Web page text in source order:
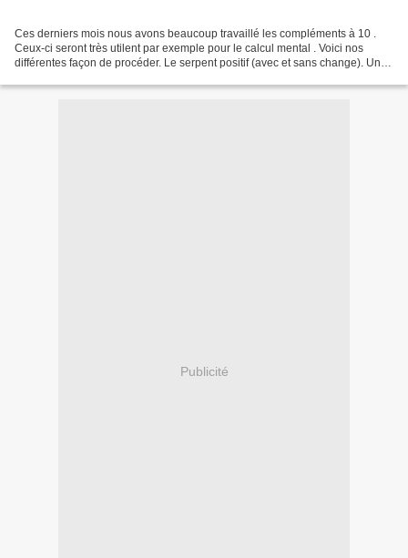
Ces derniers mois nous avons beaucoup travaillé les compléments à 10 .
Ceux-ci seront très utilent par exemple pour le calcul mental . Voici nos
différentes façon de procéder. Le serpent positif (avec et sans change). Un
Publicité